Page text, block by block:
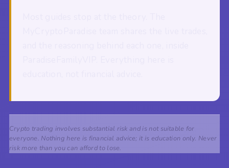
Crypto trading involves substantial risk and is not suitable for
everyone. Nothing here is financial advice; it is education only. Never
risk more than you can afford to lose.